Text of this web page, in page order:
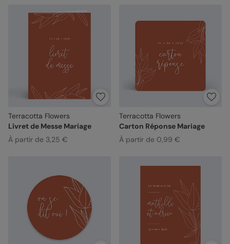
Terracotta Flowers
Livret de Messe Mariage
À partir de 3,25 €
Terracotta Flowers
Carton Réponse Mariage
À partir de 0,99 €